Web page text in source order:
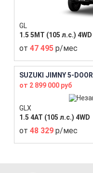
GL
1.5 5MT (105 л.с.) 4WD
от 47 495 р/мес
SUZUKI JIMNY 5-DOOR
от 2 899 000 руб
GLX
1.5 4AT (105 л.с.) 4WD
от 48 329 р/мес